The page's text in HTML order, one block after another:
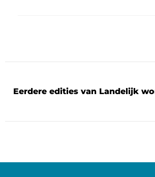
Eerdere edities van Landelijk